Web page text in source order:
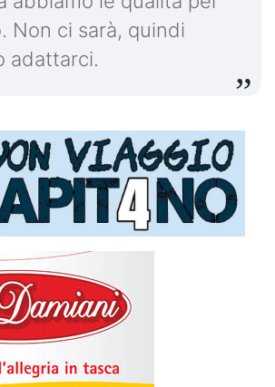
Non ci sarà, quindi
adattarci.